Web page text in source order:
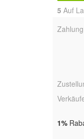
5 Auf
Zahlung
1%